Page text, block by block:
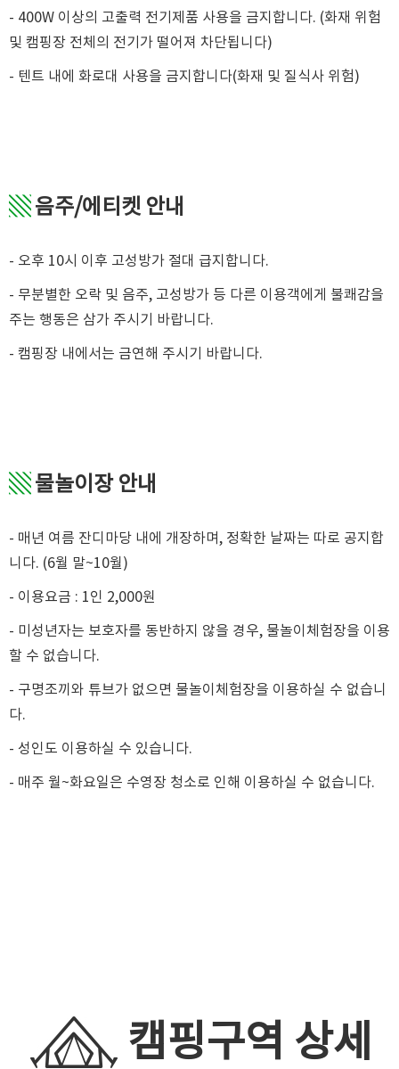
- 400W 이상의 고출력 전기제품 사용을 금지합니다. (화재 위험
및 캠핑장 전체의 전기가 떨어져 차단됩니다)
- 텐트 내에 화로대 사용을 금지합니다(화재 및 질식사 위험)
▧음주/에티켓 안내
- 오후 10시 이후 고성방가 절대 급지합니다.
- 무분별한 오락 및 음주, 고성방가 등 다른 이용객에게 불쾌감을
주는 행동은 삼가 주시기 바랍니다.
- 캠핑장 내에서는 금연해 주시기 바랍니다.
▧물놀이장 안내
- 매년 여름 잔디마당 내에 개장하며, 정확한 날짜는 따로 공지합
니다. (6월 말~10월)
- 이용요금 : 1인 2,000원
- 미성년자는 보호자를 동반하지 않을 경우, 물놀이체험장을 이용
할 수 없습니다.
- 구명조끼와 튜브가 없으면 물놀이체험장을 이용하실 수 없습니
다.
- 성인도 이용하실 수 있습니다.
- 매주 월~화요일은 수영장 청소로 인해 이용하실 수 없습니다.
캠핑구역 상세